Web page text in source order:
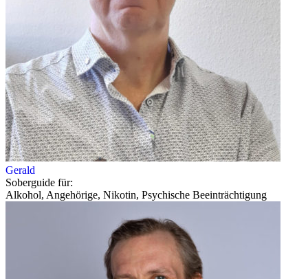
Gerald
Soberguide für:
Alkohol, Angehörige, Nikotin, Psychische Beeinträchtigung